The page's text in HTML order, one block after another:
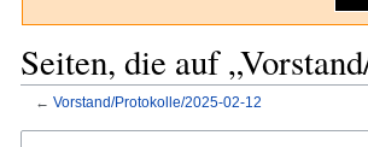
Seiten, die auf
← Vorstand/Protokolle/2025-02-12